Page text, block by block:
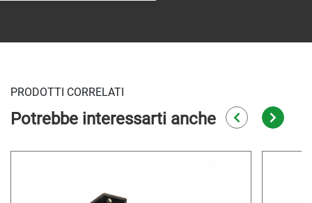
PRODOTTI CORRELATI
Potrebbe interessarti anche